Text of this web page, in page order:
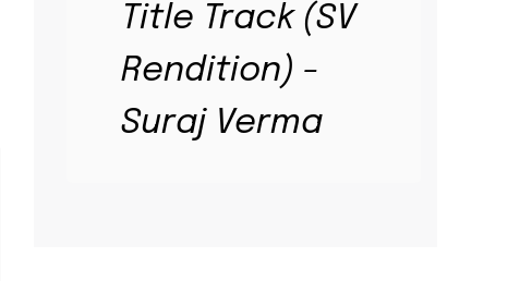
Title Track (SV
Rendition) -
Suraj Verma